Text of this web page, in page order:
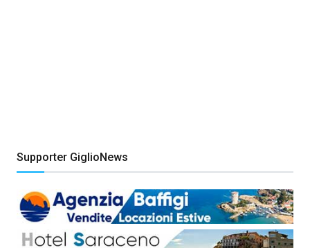
Supporter GiglioNews